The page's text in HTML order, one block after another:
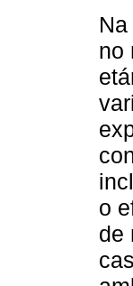
no
o
de